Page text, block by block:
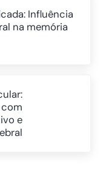
Influência
na memória
e